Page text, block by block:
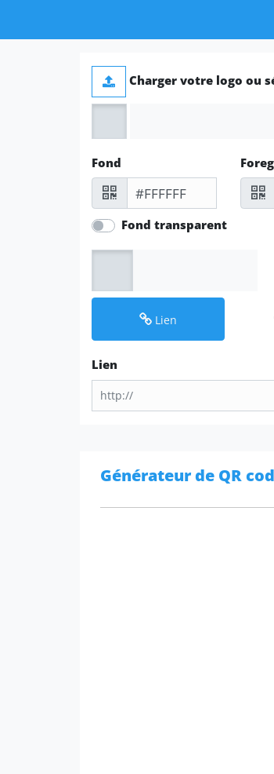
Charger votre logo ou
Fond
Fond transparent
Lien
Lien
Générateur de QR